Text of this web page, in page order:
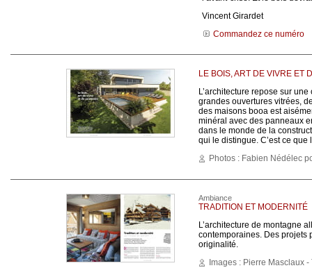
Vincent Girardet
Commandez ce numéro
LE BOIS, ART DE VIVRE ET
L’architecture repose sur
grandes ouvertures vitrées,
des maisons booa est
minéral avec des panneaux
dans le monde de la
qui le distingue. C’est ce que
Photos : Fabien Nédélec
Ambiance
TRADITION ET MODERNITÉ
L’architecture de montagne
contemporaines. Des projets
originalité.
Images : Pierre Masclaux